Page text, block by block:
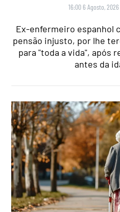
16:00 6 Agosto, 2026
Ex-enfermeiro espanhol
pensão injusto, por lhe
para "toda a vida", após
antes da